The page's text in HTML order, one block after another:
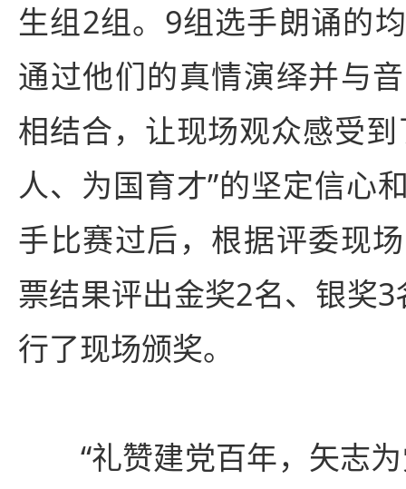
生组2组。9组选手朗诵的
通过他们的真情演绎并与
相结合，让现场观众感受
人、为国育才”的坚定信心
手比赛过后，根据评委现
票结果评出金奖2名、银奖
行了现场颁奖。
“礼赞建党百年，矢志为